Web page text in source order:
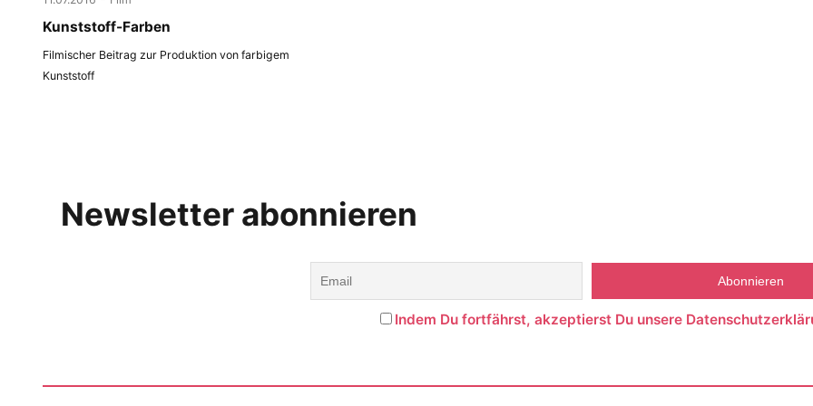
Kunststoff-Farben
Filmischer Beitrag zur Produktion von farbigem
Kunststoff
Newsletter abonnieren
Indem Du fortfährst, akzeptierst Du unsere